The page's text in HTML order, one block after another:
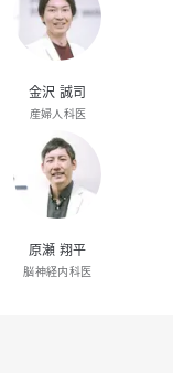
金沢 誠司
産婦人科医
原瀬 翔平
脳神経内科医